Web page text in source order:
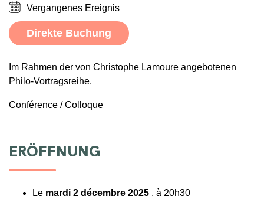
Vergangenes Ereignis
Direkte Buchung
Im Rahmen der von Christophe Lamoure angebotenen
Philo-Vortragsreihe.
Conférence / Colloque
ERÖFFNUNG
Le mardi 2 décembre 2025 , à 20h30